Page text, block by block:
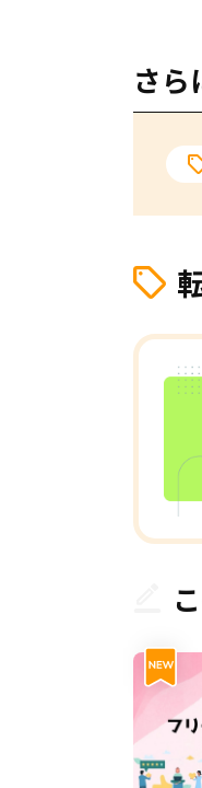
さら